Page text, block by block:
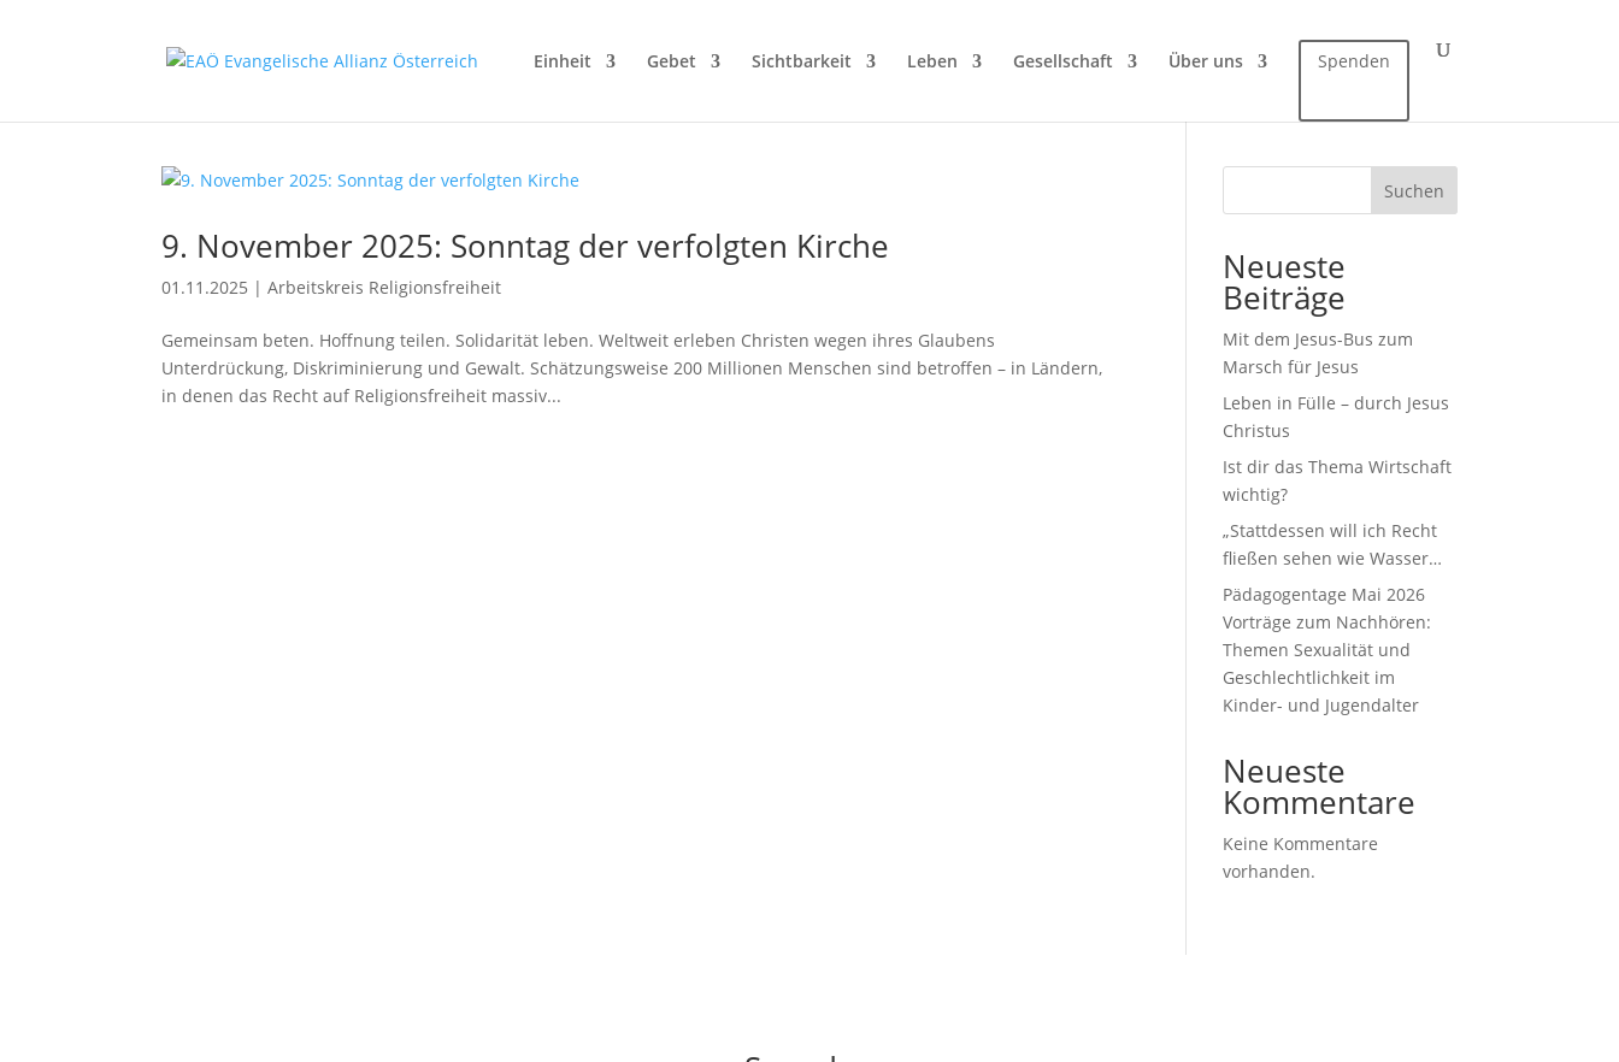
Einheit Gebet Sichtbarkeit Leben Gesellschaft Über uns Spenden
9. November 2025: Sonntag der verfolgten Kirche
01.11.2025 |Arbeitskreis Religionsfreiheit
Gemeinsam beten. Hoffnung teilen. Solidarität leben. Weltweit erleben Christen wegen ihres Glaubens
Unterdrückung, Diskriminierung und Gewalt. Schätzungsweise 200 Millionen Menschen sind betroffen – in Ländern,
in denen das Recht auf Religionsfreiheit massiv...
Suchen
Neueste
Beiträge
Mit dem Jesus-Bus zum
Marsch für Jesus
Leben in Fülle – durch Jesus
Christus
Ist dir das Thema Wirtschaft
wichtig?
„Stattdessen will ich Recht
fließen sehen wie Wasser…
Pädagogentage Mai 2026
Vorträge zum Nachhören:
Themen Sexualität und
Geschlechtlichkeit im
Kinder- und Jugendalter
Neueste
Kommentare
Keine Kommentare
vorhanden.